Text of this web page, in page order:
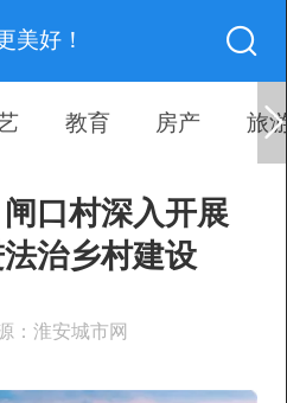
美好！
教育 房产 旅游
口村深入开展
治乡村建设
：淮安城市网